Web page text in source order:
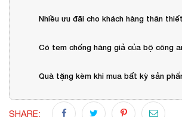
Nhiều ưu đãi cho khách hàng thân thiết
Có tem chống hàng giả của bộ công
Quà tặng kèm khi mua bất kỳ sản
SHARE: